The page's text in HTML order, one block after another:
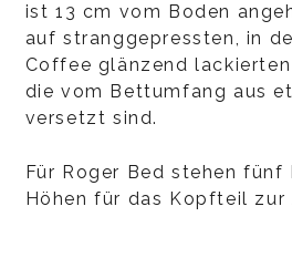
ist 13 cm vom Boden
auf stranggepressten, in
Coffee glänzend
die vom Bettumfang aus
versetzt sind.
Für Roger Bed stehen fünf
Höhen für das Kopfteil zur